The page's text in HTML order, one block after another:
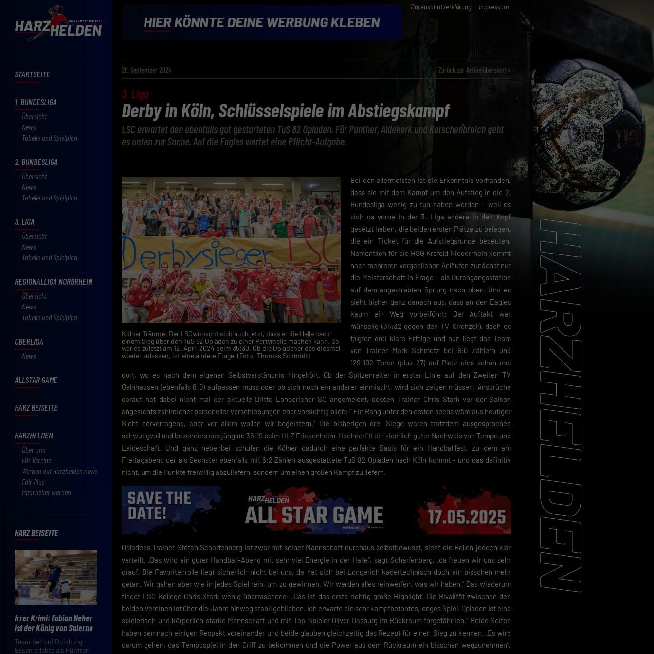
STARTSEITE
1. BUNDESLIGA
Übersicht
News
Tabelle und Spielplan
2. BUNDESLIGA
Übersicht
News
Tabelle und Spielplan
3. LIGA
Übersicht
News
Tabelle und Spielplan
REGIONALLIGA NORDRHEIN
Übersicht
News
Tabelle und Spielplan
OBERLIGA
News
ALLSTAR GAME
HARZ BEISEITE
HARZHELDEN
Über uns
Für Vereine
Werben auf Harzhelden.news
Fair Play
Mitarbeiter werden
HARZ BEISEITE
Irrer Krimi: Fabian Neher
ist der König von Salerno
Team der Uni Duisburg-
Essen erlebte als Fünfter
Datenschutzerklärung Impressum
26. September 2024 Zurück zur Artikelübersicht »
3. Liga
Derby in Köln, Schlüsselspiele im Abstiegskampf
LSC erwartet den ebenfalls gut gestarteten TuS 82 Opladen. Für Panther, Aldekerk und Korschenbroich geht
es unten zur Sache. Auf die Eagles wartet eine Pflicht-Aufgabe.
Kölner Träume: Der LSCwünscht sich auch jetzt, dass er die Halle nach
einem Sieg über den TuS 82 Opladen zu einer Partymeile machen kann. So
war es zuletzt am 12. April 2024 beim 35:30. Ob die Opladener das diesmal
wieder zulassen, ist eine andere Frage. (Foto: Thomas Schmidt)
Bei den allermeisten ist die Erkenntnis vorhanden,
dass sie mit dem Kampf um den Aufstieg in die 2.
Bundesliga wenig zu tun haben werden – weil es
sich da vorne in der 3. Liga andere in den Kopf
gesetzt haben, die beiden ersten Plätze zu belegen,
die ein Ticket für die Aufstiegsrunde bedeuten.
Namentlich für die HSG Krefeld Niederrhein kommt
nach mehreren vergeblichen Anläufen zunächst nur
die Meisterschaft in Frage – als Durchgangsstation
auf dem angestrebten Sprung nach oben. Und es
sieht bisher ganz danach aus, dass an den Eagles
kaum ein Weg vorbeiführt: Der Auftakt war
mühselig (34:32 gegen den TV Kirchzell), doch es
folgten drei klare Erfolge und nun liegt das Team
von Trainer Mark Schmetz bei 8:0 Zählern und
129:102 Toren (plus 27) auf Platz eins schon mal
dort, wo es nach dem eigenen Selbstverständnis hingehört. Ob der Spitzenreiter in erster Linie auf den Zweiten TV
Gelnhausen (ebenfalls 8:0) aufpassen muss oder ob sich noch ein anderer einmischt, wird sich zeigen müssen. Ansprüche
darauf hat dabei nicht mal der aktuelle Dritte Longericher SC angemeldet, dessen Trainer Chris Stark vor der Saison
angesichts zahlreicher personeller Verschiebungen eher vorsichtig blieb: “ Ein Rang unter den ersten sechs wäre aus heutiger
Sicht hervorragend, aber vor allem wollen wir begeistern.“ Die bisherigen drei Siege waren trotzdem ausgesprochen
schwungvoll und besonders das jüngste 36:19 beim HLZ Friesenheim-Hochdorf II ein ziemlich guter Nachweis von Tempo und
Leideschaft. Und ganz nebenbei schufen die Kölner dadurch eine perfekte Basis für ein Handballfest, zu dem am
Freitagabend der als Sechster ebenfalls mit 6:2 Zählen ausgestattete TuS 82 Opladen nach Köln kommt – und das definitiv
nicht, um die Punkte freiwillig abzuliefern, sondern um einen großen Kampf zu liefern.
Opladens Trainer Stefan Scharfenberg ist zwar mit seiner Mannschaft durchaus selbstbewusst, sieht die Rollen jedoch klar
verteilt. „Das wird ein guter Handball-Abend mit sehr viel Energie in der Halle“, sagt Scharfenberg, „da freuen wir uns sehr
drauf. Die Favoritenrolle liegt sicherlich nicht bei uns, da hat sich bei Longerich kadertechnisch doch ein bisschen mehr
getan. Wir gehen aber wie in jedes Spiel rein, um zu gewinnen. Wir werden alles reinwerfen, was wir haben.“ Das wiederum
findet LSC-Kollege Chris Stark wenig überraschend: „Das ist das erste richtig große Highlight. Die Rivalität zwischen den
beiden Vereinen ist über die Jahre hinweg stabil geblieben. Ich erwarte ein sehr kampfbetontes, enges Spiel. Opladen ist eine
spielerisch und körperlich starke Mannschaft und mit Top-Spieler Oliver Dasburg im Rückraum torgefährlich.“ Beide Seiten
haben demnach einigen Respekt voreinander und beide glauben gleichzeitig das Rezept für einen Sieg zu kennen. „Es wird
darum gehen, das Tempospiel in den Griff zu bekommen und die Power aus dem Rückraum ein bisschen wegzunehmen“,